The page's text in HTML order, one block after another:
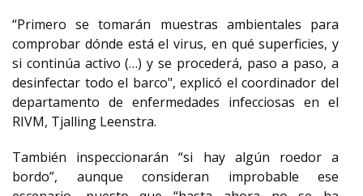
“Primero se tomarán muestras ambientales para
comprobar dónde está el virus, en qué superficies, y
si continúa activo (…) y se procederá, paso a paso, a
desinfectar todo el barco", explicó el coordinador del
departamento de enfermedades infecciosas en el
RIVM, Tjalling Leenstra.
También inspeccionarán “si hay algún roedor a
bordo”, aunque consideran improbable ese